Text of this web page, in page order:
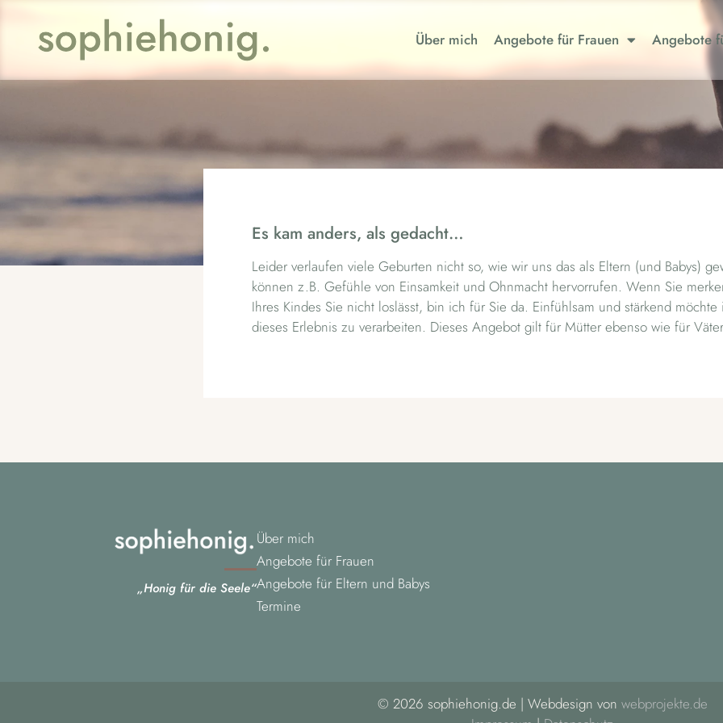
Über mich Angebote für Frauen Angebote
Es kam anders, als gedacht…
Leider verlaufen viele Geburten nicht so, wie wir uns das als Eltern (und Babys)
können z.B. Gefühle von Einsamkeit und Ohnmacht hervorrufen. Wenn Sie
Ihres Kindes Sie nicht loslässt, bin ich für Sie da. Einfühlsam und stärkend
dieses Erlebnis zu verarbeiten. Dieses Angebot gilt für Mütter ebenso wie für
„Honig für die Seele“
Über mich
Angebote für Frauen
Angebote für Eltern und Babys
Termine
© 2026 sophiehonig.de | Webdesign von webprojekte.de